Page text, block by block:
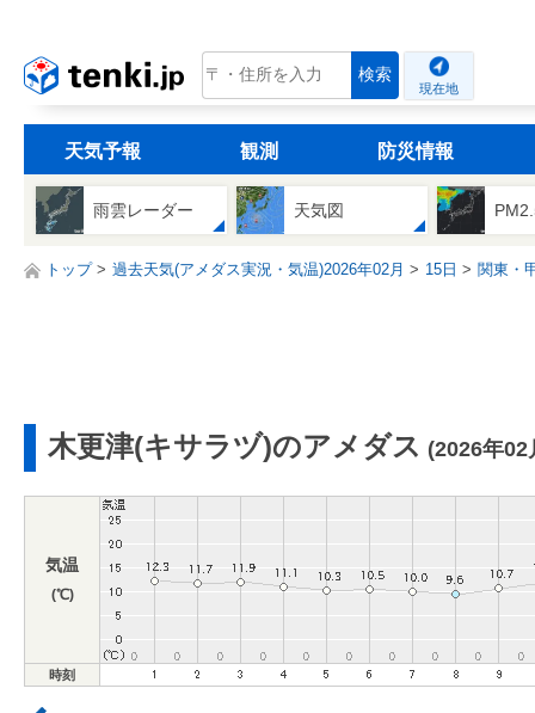
tenki.jp 検索
現在地
天気予報 観測 防災情報
雨雲レーダー 天気図
トップ 過去天気(アメダス実況・気温)2026年02月 15日 関東・
木更津(キサラヅ)のアメダス (2026年02
気温
(℃)
時刻